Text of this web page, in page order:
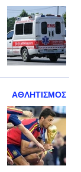
ΑΘΛΗΤΙΣΜΟΣ